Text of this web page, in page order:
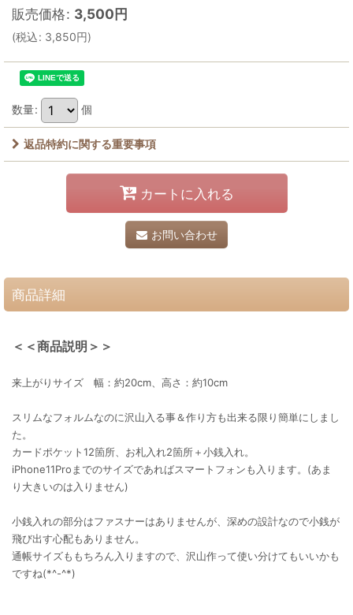
販売価格: 3,500円
(税込: 3,850円)
数量: 個
返品特約に関する重要事項
カートに入れる
お問い合わせ
商品詳細
＜＜商品説明＞＞
来上がりサイズ 幅：約20cm、高さ：約10cm
スリムなフォルムなのに沢山入る事＆作り方も出来る限り簡単にしまし
た。
カードポケット12箇所、お札入れ2箇所＋小銭入れ。
iPhone11Proまでのサイズであればスマートフォンも入ります。(あま
り大きいのは入りません)
小銭入れの部分はファスナーはありませんが、深めの設計なので小銭が
飛び出す心配もありません。
通帳サイズももちろん入りますので、沢山作って使い分けてもいいかも
ですね(*^-^*)